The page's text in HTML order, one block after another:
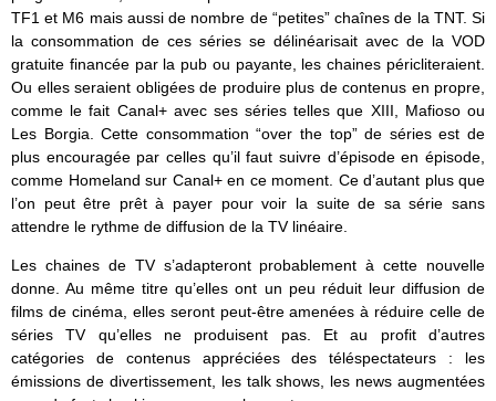
TF1 et M6 mais aussi de nombre de “petites” chaînes de la TNT. Si
la consommation de ces séries se délinéarisait avec de la VOD
gratuite financée par la pub ou payante, les chaines péricliteraient.
Ou elles seraient obligées de produire plus de contenus en propre,
comme le fait Canal+ avec ses séries telles que XIII, Mafioso ou
Les Borgia. Cette consommation “over the top” de séries est de
plus encouragée par celles qu’il faut suivre d’épisode en épisode,
comme Homeland sur Canal+ en ce moment. Ce d’autant plus que
l’on peut être prêt à payer pour voir la suite de sa série sans
attendre le rythme de diffusion de la TV linéaire.
Les chaines de TV s’adapteront probablement à cette nouvelle
donne. Au même titre qu’elles ont un peu réduit leur diffusion de
films de cinéma, elles seront peut-être amenées à réduire celle de
séries TV qu’elles ne produisent pas. Et au profit d’autres
catégories de contenus appréciées des téléspectateurs : les
émissions de divertissement, les talk shows, les news augmentées